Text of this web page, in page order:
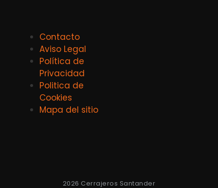
Contacto
Aviso Legal
Política de
Privacidad
Politica de
Cookies
Mapa del sitio
2026 Cerrajeros Santander